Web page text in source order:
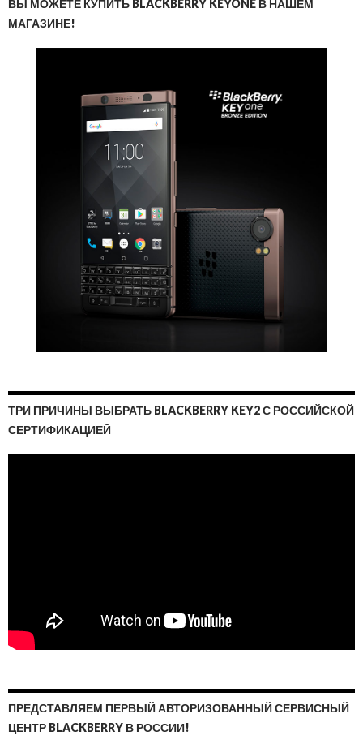
ВЫ МОЖЕТЕ КУПИТЬ BLACKBERRY KEYONE В НАШЕМ
МАГАЗИНЕ!
ТРИ ПРИЧИНЫ ВЫБРАТЬ BLACKBERRY KEY2 С РОССИЙСКОЙ
СЕРТИФИКАЦИЕЙ
ПРЕДСТАВЛЯЕМ ПЕРВЫЙ АВТОРИЗОВАННЫЙ СЕРВИСНЫЙ
ЦЕНТР BLACKBERRY В РОССИИ!